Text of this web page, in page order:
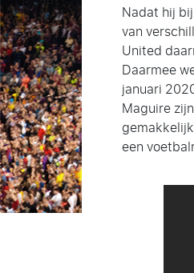
Nadat hij
van
United
Daarmee
januari
Maguire
een